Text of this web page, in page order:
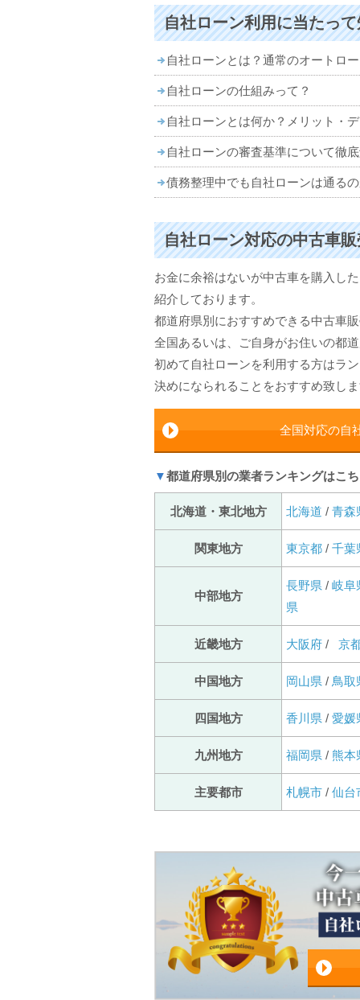
自社ローン利用に当たっ
自社ローンとは？通常のオートロ
自社ローンの仕組みって？
自社ローンとは何か？メリット・
自社ローンの審査基準について徹
債務整理中でも自社ローンは通る
自社ローン対応の中古車
お金に余裕はないが中古車を購入し
紹介しております。
都道府県別におすすめできる中古車
全国あるいは、ご自身がお住いの都
初めて自社ローンを利用する方はラ
決めになられることをおすすめ致し
全国対応の自
▼都道府県別の業者ランキングはこ
北海道・東北地方 北海道 / 青森
関東地方 東京都 / 千葉
中部地方
長野県 / 岐阜
県
近畿地方 大阪府 / 京
中国地方 岡山県 / 鳥取
四国地方 香川県 / 愛媛
九州地方 福岡県 / 熊本
主要都市 札幌市 / 仙台